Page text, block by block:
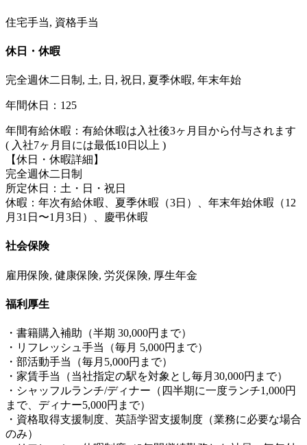
住宅手当, 資格手当
休日・休暇
完全週休二日制, 土, 日, 祝日, 夏季休暇, 年末年始
年間休日：125
年間有給休暇：有給休暇は入社後3ヶ月目から付与されます
( 入社7ヶ月目には最低10日以上 )
【休日・休暇詳細】
完全週休二日制
所定休日：土・日・祝日
休暇：年次有給休暇、夏季休暇（3日）、年末年始休暇（12
月31日〜1月3日）、慶弔休暇
社会保険
雇用保険, 健康保険, 労災保険, 厚生年金
福利厚生
・書籍購入補助（半期 30,000円まで）
・リフレッシュ手当（毎月 5,000円まで）
・部活動手当（毎月5,000円まで）
・家賃手当（当社指定の駅を対象とし毎月30,000円まで）
・シャッフルランチ/ディナー（四半期に一度ランチ1,000円
まで、ディナー5,000円まで）
・資格取得支援制度、英語学習支援制度（業務に必要な場合
のみ）